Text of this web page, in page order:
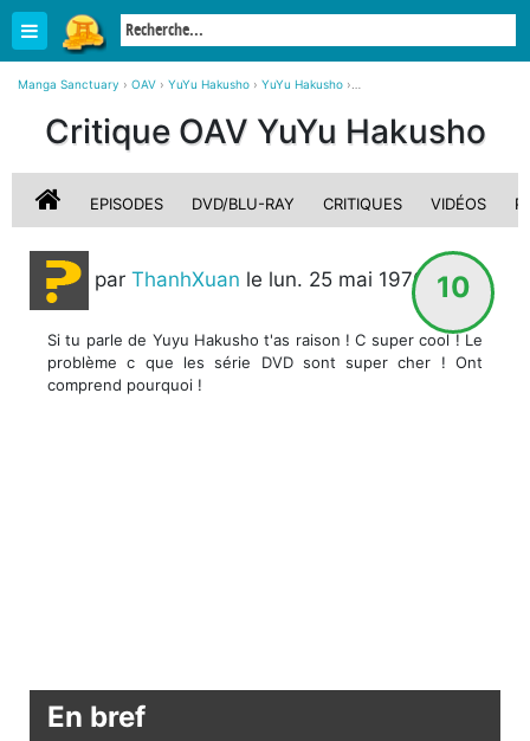
Manga Sanctuary › OAV › YuYu Hakusho › YuYu Hakusho ›
Critique OAV YuYu Hakusho
EPISODES DVD/BLU-RAY CRITIQUES VIDÉOS
10
par ThanhXuan le lun. 25 mai 1970
Si tu parle de Yuyu Hakusho t'as raison ! C super cool ! Le
problème c que les série DVD sont super cher ! Ont
comprend pourquoi !
En bref